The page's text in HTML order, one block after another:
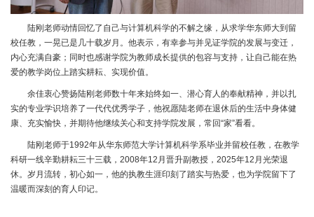
陆刚老师动情回忆了自己与计算机科学的不解之缘，从求学华东师大到留
校任教，一晃已是几十载岁月。他表示，有幸参与并见证学院的发展与变迁，
内心充满自豪；同时也感谢学院为教师成长提供的包容与支持，让自己能在热
爱的教学岗位上踏实耕耘、实现价值。
余佳衷心赞扬陆刚老师数十年来始终如一、潜心育人的奉献精神，并以扎
实的专业学识培养了一代代优秀学子，他祝愿陆老师在退休后的生活中身体健
康、充实愉快，并期待他继续关心和支持学院发展，常回“家”看看。
陆刚老师于1992年从华东师范大学计算机科学系毕业并留校任教，在教学
科研一线辛勤耕耘三十三载，2008年12月晋升副教授，2025年12月光荣退
休。岁月流转，初心如一，他的执教生涯印刻了踏实与热爱，也为学院留下了
温暖而深刻的育人印记。